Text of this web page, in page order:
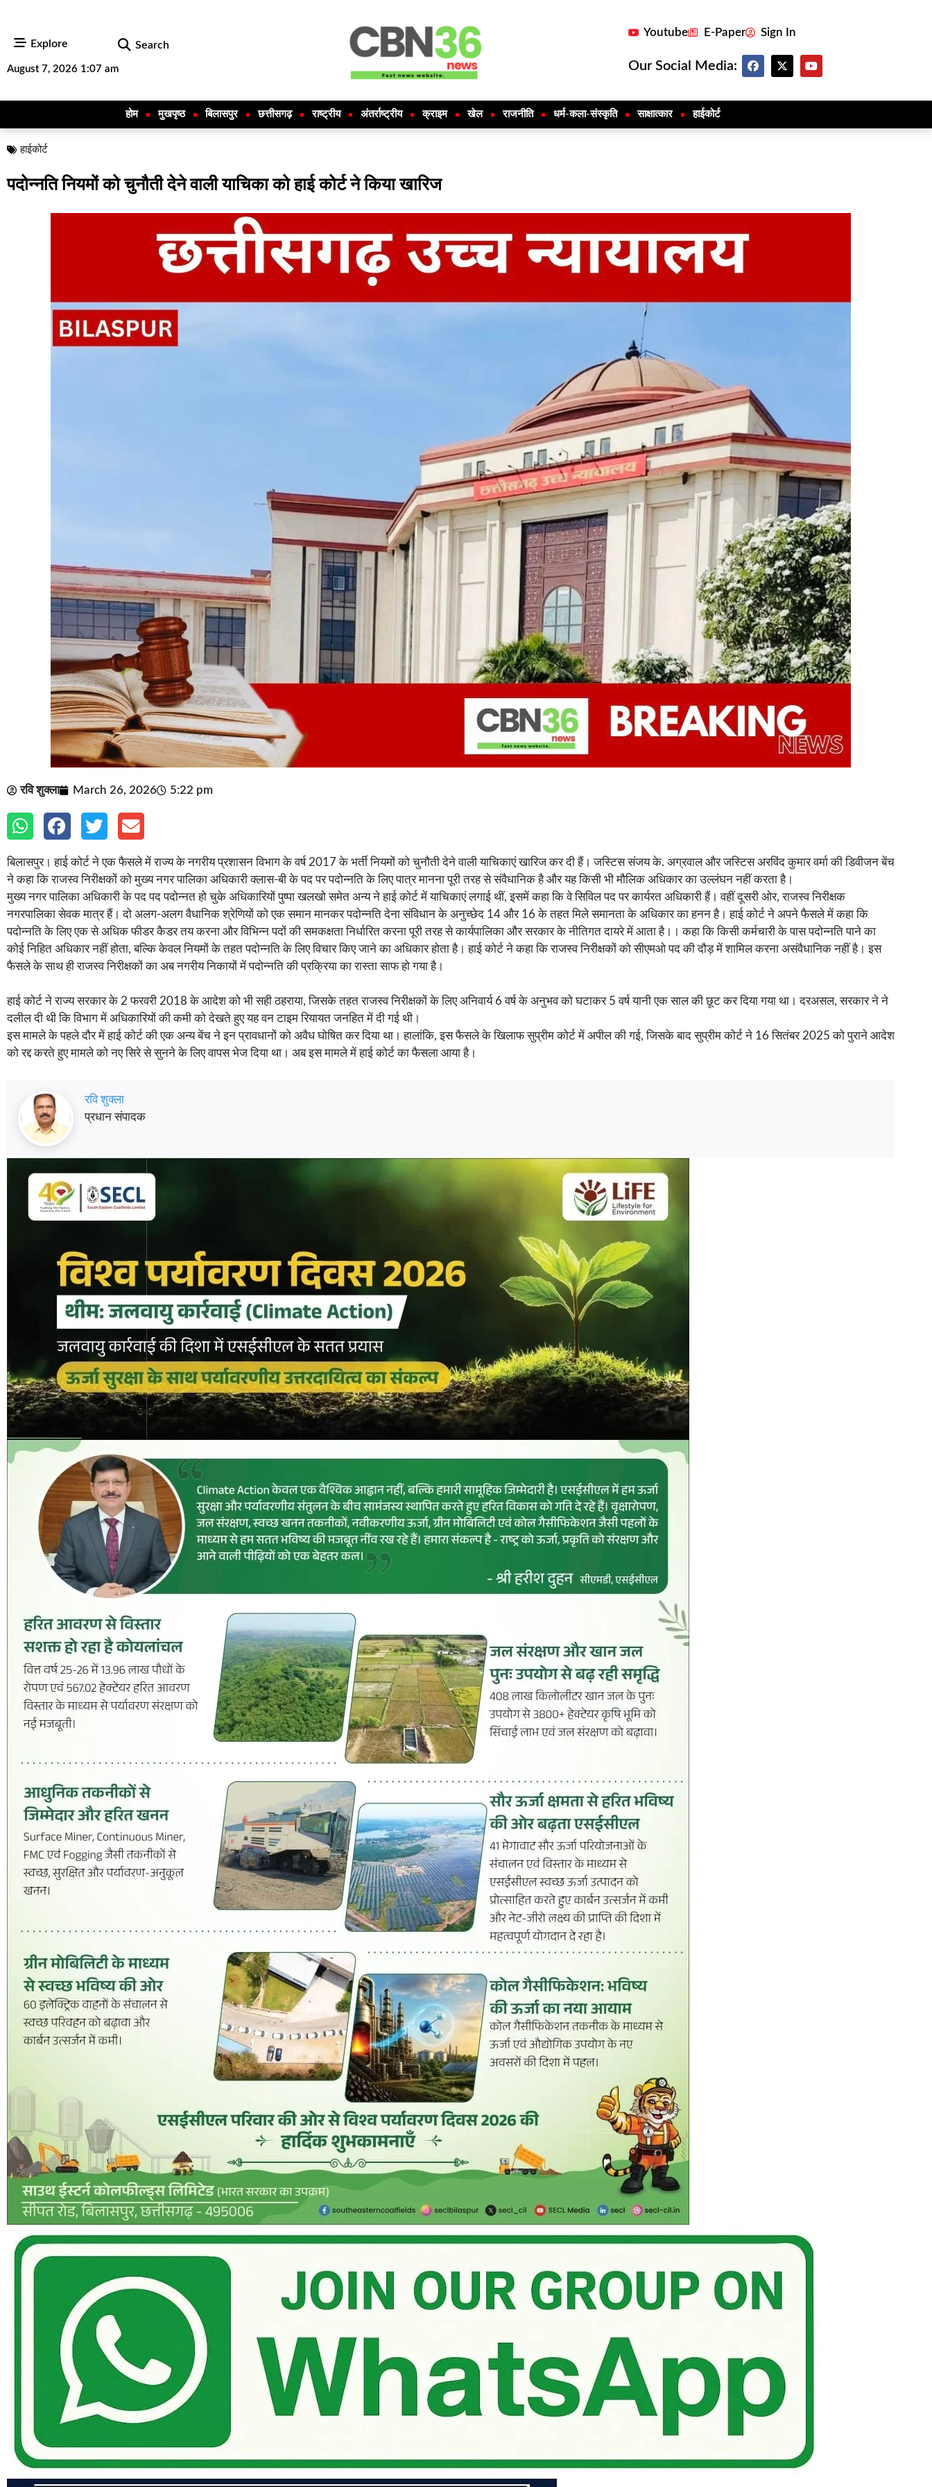
Explore Search
August 7, 2026 1:07 am
Youtube E-Paper Sign In
Our Social Media:
होम मुखपृष्ठ बिलासपुर छत्तीसगढ़ राष्ट्रीय अंतर्राष्ट्रीय क्राइम खेल राजनीति धर्म-कला-संस्कृति साक्षात्कार हाईकोर्ट
हाईकोर्ट
पदोन्नति नियमों को चुनौती देने वाली याचिका को हाई कोर्ट ने किया खारिज
रवि शुक्ला March 26, 2026 5:22 pm
बिलासपुर। हाई कोर्ट ने एक फैसले में राज्य के नगरीय प्रशासन विभाग के वर्ष 2017 के भर्ती नियमों को चुनौती देने वाली याचिकाएं खारिज कर दी हैं। जस्टिस संजय के. अग्रवाल और जस्टिस अरविंद कुमार वर्मा की डिवीजन बेंच
ने कहा कि राजस्व निरीक्षकों को मुख्य नगर पालिका अधिकारी क्लास-बी के पद पर पदोन्नति के लिए पात्र मानना पूरी तरह से संवैधानिक है और यह किसी भी मौलिक अधिकार का उल्लंघन नहीं करता है।
मुख्य नगर पालिका अधिकारी के पद पद पदोन्नत हो चुके अधिकारियों पुष्पा खलखो समेत अन्य ने हाई कोर्ट में याचिकाएं लगाई थीं, इसमें कहा कि वे सिविल पद पर कार्यरत अधिकारी हैं। वहीं दूसरी ओर, राजस्व निरीक्षक
नगरपालिका सेवक मात्र हैं। दो अलग-अलग वैधानिक श्रेणियों को एक समान मानकर पदोन्नति देना संविधान के अनुच्छेद 14 और 16 के तहत मिले समानता के अधिकार का हनन है। हाई कोर्ट ने अपने फैसले में कहा कि
पदोन्नति के लिए एक से अधिक फीडर कैडर तय करना और विभिन्न पदों की समकक्षता निर्धारित करना पूरी तरह से कार्यपालिका और सरकार के नीतिगत दायरे में आता है।। कहा कि किसी कर्मचारी के पास पदोन्नति पाने का
कोई निहित अधिकार नहीं होता, बल्कि केवल नियमों के तहत पदोन्नति के लिए विचार किए जाने का अधिकार होता है। हाई कोर्ट ने कहा कि राजस्व निरीक्षकों को सीएमओ पद की दौड़ में शामिल करना असंवैधानिक नहीं है। इस
फैसले के साथ ही राजस्व निरीक्षकों का अब नगरीय निकायों में पदोन्नति की प्रक्रिया का रास्ता साफ हो गया है।
हाई कोर्ट ने राज्य सरकार के 2 फरवरी 2018 के आदेश को भी सही ठहराया, जिसके तहत राजस्व निरीक्षकों के लिए अनिवार्य 6 वर्ष के अनुभव को घटाकर 5 वर्ष यानी एक साल की छूट कर दिया गया था। दरअसल, सरकार ने ने
दलील दी थी कि विभाग में अधिकारियों की कमी को देखते हुए यह वन टाइम रियायत जनहित में दी गई थी।
इस मामले के पहले दौर में हाई कोर्ट की एक अन्य बेंच ने इन प्रावधानों को अवैध घोषित कर दिया था। हालांकि, इस फैसले के खिलाफ सुप्रीम कोर्ट में अपील की गई, जिसके बाद सुप्रीम कोर्ट ने 16 सितंबर 2025 को पुराने आदेश
को रद्द करते हुए मामले को नए सिरे से सुनने के लिए वापस भेज दिया था। अब इस मामले में हाई कोर्ट का फैसला आया है।
रवि शुक्ला
प्रधान संपादक